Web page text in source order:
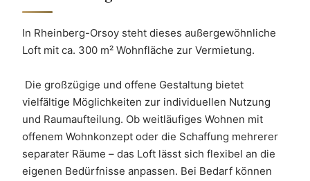
In Rheinberg-Orsoy steht dieses außergewöhnliche
Loft mit ca. 300 m² Wohnfläche zur Vermietung.
vielfältige Möglichkeiten zur individuellen Nutzung
und Raumaufteilung. Ob weitläufiges Wohnen mit
offenem Wohnkonzept oder die Schaffung mehrerer
separater Räume – das Loft lässt sich flexibel an die
eigenen Bedürfnisse anpassen. Bei Bedarf können